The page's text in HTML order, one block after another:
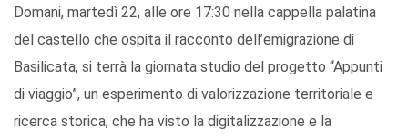
Domani, martedì 22, alle ore 17:30 nella cappella palatina
del castello che ospita il racconto dell’emigrazione di
Basilicata, si terrà la giornata studio del progetto “Appunti
di viaggio”, un esperimento di valorizzazione territoriale e
ricerca storica, che ha visto la digitalizzazione e la